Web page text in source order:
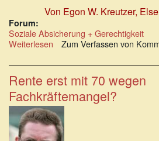
Von Egon W. Kreutzer,
Forum:
Soziale Absicherung + Gerechtigkeit
Weiterlesen über
2023:
Wer
braucht
denn
sowas?
Zum Verfassen von
Rente erst mit 70 wegen
Fachkräftemangel?